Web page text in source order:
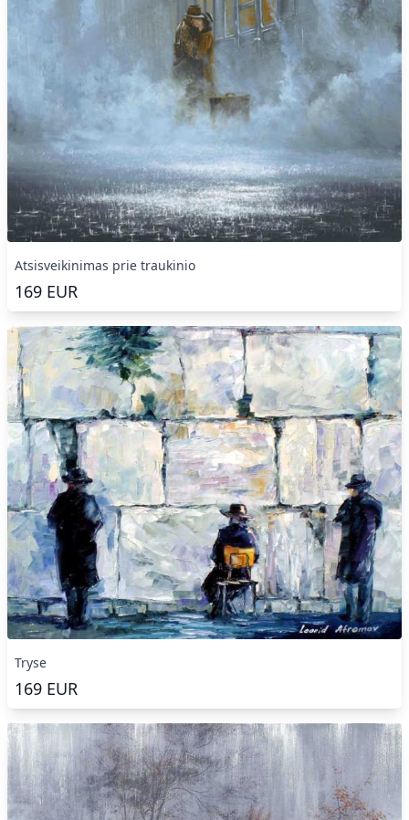
Atsisveikinimas prie traukinio
169 EUR
Tryse
169 EUR